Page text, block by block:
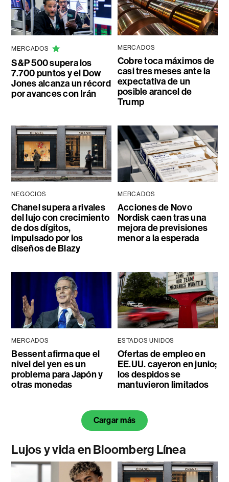
MERCADOS
S&P 500 supera los
7.700 puntos y el Dow
Jones alcanza un récord
por avances con Irán
MERCADOS
Cobre toca máximos de
casi tres meses ante la
expectativa de un
posible arancel de
Trump
NEGOCIOS
Chanel supera a rivales
del lujo con crecimiento
de dos dígitos,
impulsado por los
diseños de Blazy
MERCADOS
Acciones de Novo
Nordisk caen tras una
mejora de previsiones
menor a la esperada
MERCADOS
Bessent afirma que el
nivel del yen es un
problema para Japón y
otras monedas
ESTADOS UNIDOS
Ofertas de empleo en
EE.UU. cayeron en junio;
los despidos se
mantuvieron limitados
Cargar más
Lujos y vida en Bloomberg Línea